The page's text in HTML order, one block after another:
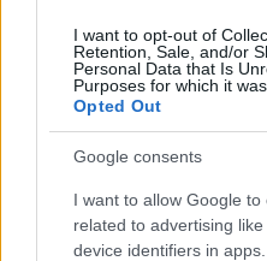
I want to opt-out of
Retention, Sale, and/or
Personal Data that Is
Purposes for which it
Opted Out
Google consents
I want to allow Google to
related to advertising
device identifiers in apps.
GESTÃO E
Peça-nos uma proposta!